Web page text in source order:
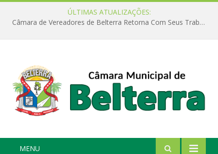
ÚLTIMAS ATUALIZAÇÕES:
Câmara de Vereadores de Belterra Retorna Com Seus Trabalhos Legislativos
MENU